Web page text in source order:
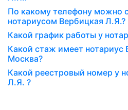
По какому телефону можно
нотариусом Вербицкая Л.Я.?
Какой график работы у
Какой стаж имеет нотариус
Москва?
Какой реестровый номер у
Л.Я. ?